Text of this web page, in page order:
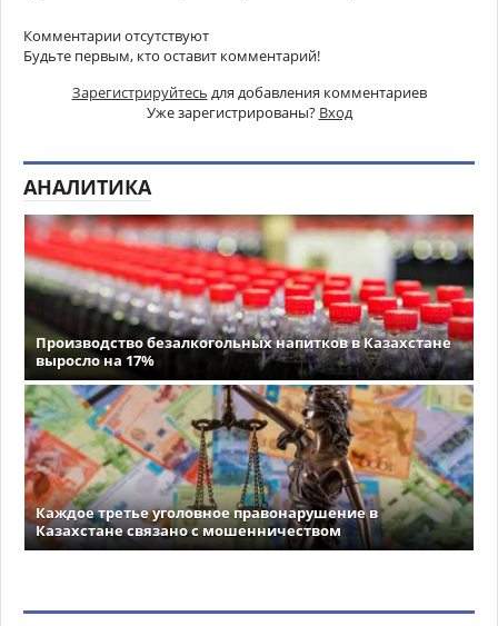
Комментарии отсутствуют
Будьте первым, кто оставит комментарий!
Зарегистрируйтесь для добавления комментариев
Уже зарегистрированы? Вход
АНАЛИТИКА
Производство безалкогольных напитков в Казахстане
выросло на 17%
Каждое третье уголовное правонарушение в
Казахстане связано с мошенничеством